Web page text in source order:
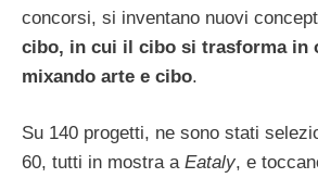
concorsi, si inventano nuovi
cibo, in cui il cibo si trasforma in
mixando arte e cibo.
Su 140 progetti, ne sono stati
60, tutti in mostra a Eataly, e